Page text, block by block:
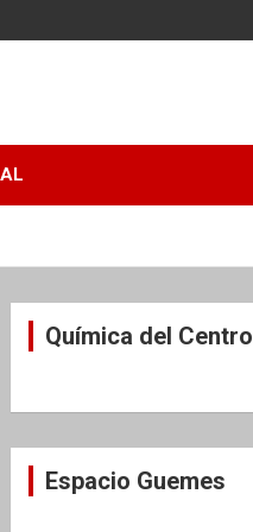
Química del Centro
Espacio Guemes